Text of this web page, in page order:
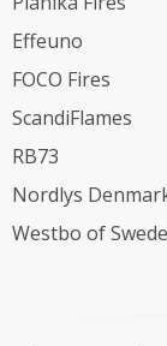
Effeuno
FOCO Fires
ScandiFlames
RB73
Nordlys
Westbo of